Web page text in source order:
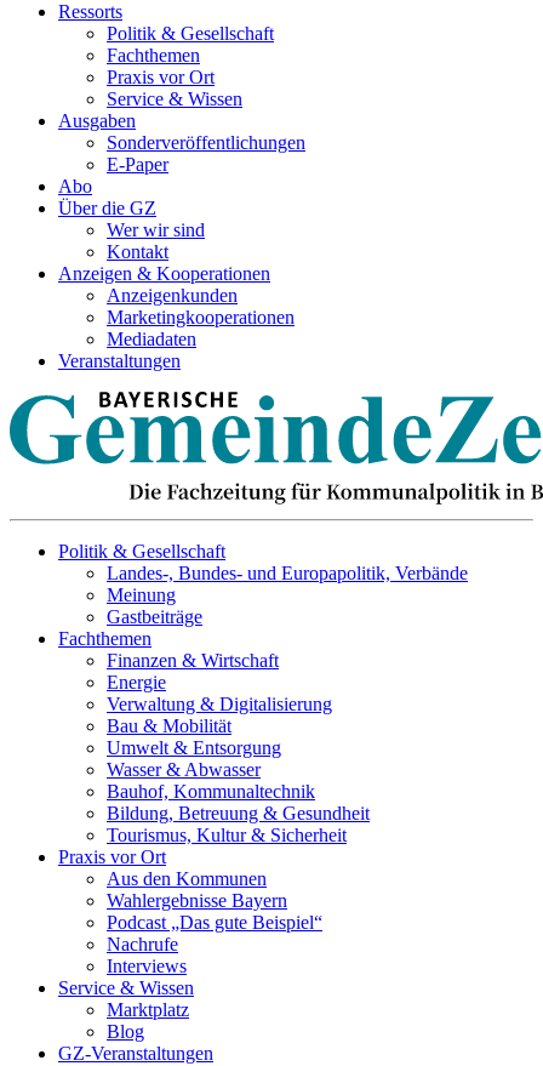
Ressorts
Politik & Gesellschaft
Fachthemen
Praxis vor Ort
Service & Wissen
Ausgaben
Sonderveröffentlichungen
E-Paper
Abo
Über die GZ
Wer wir sind
Kontakt
Anzeigen & Kooperationen
Anzeigenkunden
Marketingkooperationen
Mediadaten
Veranstaltungen
Politik & Gesellschaft
Landes-, Bundes- und Europapolitik, Verbände
Meinung
Gastbeiträge
Fachthemen
Finanzen & Wirtschaft
Energie
Verwaltung & Digitalisierung
Bau & Mobilität
Umwelt & Entsorgung
Wasser & Abwasser
Bauhof, Kommunaltechnik
Bildung, Betreuung & Gesundheit
Tourismus, Kultur & Sicherheit
Praxis vor Ort
Aus den Kommunen
Wahlergebnisse Bayern
Podcast „Das gute Beispiel“
Nachrufe
Interviews
Service & Wissen
Marktplatz
Blog
GZ-Veranstaltungen